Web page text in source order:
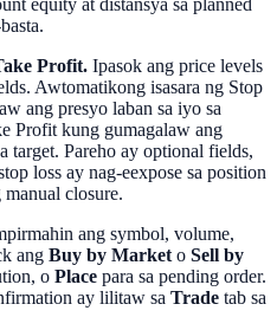
Profit. Ipasok ang price levels
Awtomatikong isasara ng Stop
ang presyo laban sa iyo sa
Profit kung gumagalaw ang
target. Pareho ay optional fields,
loss ay nag-eexpose sa position
closure.
ang symbol, volume,
ang Buy by Market o Sell by
o Place para sa pending order.
ay lilitaw sa Trade tab sa